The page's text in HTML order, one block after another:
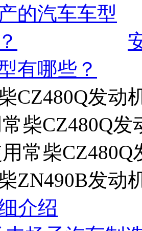
有哪些？
CZ480Q发动
柴CZ480Q
常柴
ZN490B发动
介绍